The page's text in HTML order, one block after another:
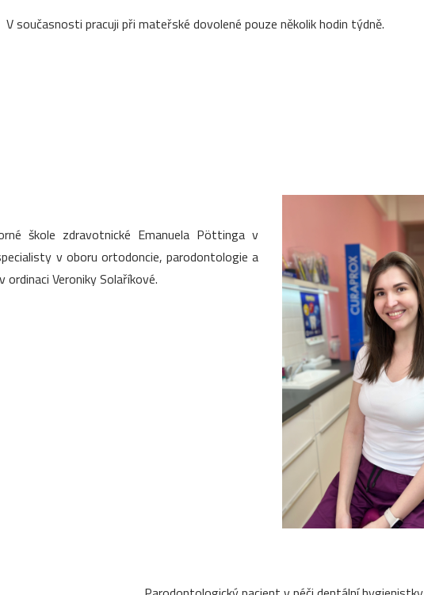
V současnosti pracuji při mateřské dovolené pouze několik hodin týdně.
škole zdravotnické Emanuela Pöttinga v
v oboru ortodoncie, parodontologie a
Veroniky Solaříkové.